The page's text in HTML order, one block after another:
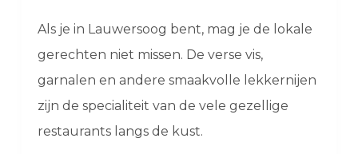
Als je in Lauwersoog bent, mag je de lokale
gerechten niet missen. De verse vis,
garnalen en andere smaakvolle lekkernijen
zijn de specialiteit van de vele gezellige
restaurants langs de kust.